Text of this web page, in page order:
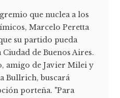
que nuclea a los
Marcelo Peretta
su partido pueda
de Buenos Aires.
amigo de Javier Milei y
Bullrich, buscará
porteña. "Para